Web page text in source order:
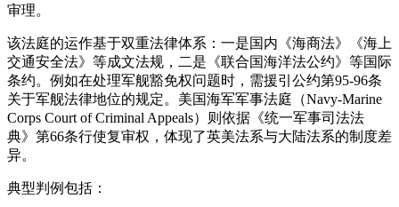
审理。
该法庭的运作基于双重法律体系：一是国内《海商法》《海上
交通安全法》等成文法规，二是《联合国海洋法公约》等国际
条约。例如在处理军舰豁免权问题时，需援引公约第95-96条
关于军舰法律地位的规定。美国海军军事法庭（Navy-Marine
Corps Court of Criminal Appeals）则依据《统一军事司法法
典》第66条行使复审权，体现了英美法系与大陆法系的制度差
异。
典型判例包括：